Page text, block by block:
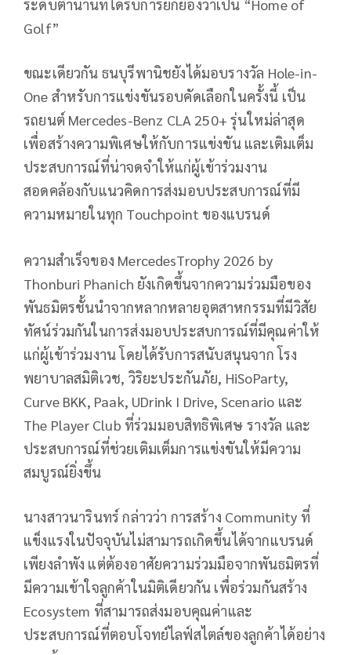
ระดับตำนานที่ได้รับการยกย่องว่าเป็น “Home of
Golf”
ขณะเดียวกัน ธนบุรีพานิชยังได้มอบรางวัล Hole-in-
One สำหรับการแข่งขันรอบคัดเลือกในครั้งนี้ เป็น
รถยนต์ Mercedes-Benz CLA 250+ รุ่นใหม่ล่าสุด
เพื่อสร้างความพิเศษให้กับการแข่งขัน และเติมเต็ม
ประสบการณ์ที่น่าจดจำให้แก่ผู้เข้าร่วมงาน
สอดคล้องกับแนวคิดการส่งมอบประสบการณ์ที่มี
ความหมายในทุก Touchpoint ของแบรนด์
ความสำเร็จของ MercedesTrophy 2026 by
Thonburi Phanich ยังเกิดขึ้นจากความร่วมมือของ
พันธมิตรชั้นนำจากหลากหลายอุตสาหกรรมที่มีวิสัย
ทัศน์ร่วมกันในการส่งมอบประสบการณ์ที่มีคุณค่าให้
แก่ผู้เข้าร่วมงาน โดยได้รับการสนับสนุนจาก โรง
พยาบาลสมิติเวช, วิริยะประกันภัย, HiSoParty,
Curve BKK, Paak, UDrink I Drive, Scenario และ
The Player Club ที่ร่วมมอบสิทธิพิเศษ รางวัล และ
ประสบการณ์ที่ช่วยเติมเต็มการแข่งขันให้มีความ
สมบูรณ์ยิ่งขึ้น
นางสาวนารินทร์ กล่าวว่า การสร้าง Community ที่
แข็งแรงในปัจจุบันไม่สามารถเกิดขึ้นได้จากแบรนด์
เพียงลำพัง แต่ต้องอาศัยความร่วมมือจากพันธมิตรที่
มีความเข้าใจลูกค้าในมิติเดียวกัน เพื่อร่วมกันสร้าง
Ecosystem ที่สามารถส่งมอบคุณค่าและ
ประสบการณ์ที่ตอบโจทย์ไลฟ์สไตล์ของลูกค้าได้อย่าง